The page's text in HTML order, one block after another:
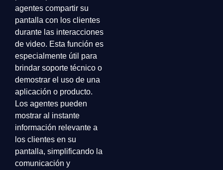
agentes compartir su
pantalla con los clientes
durante las interacciones
de video. Esta función es
especialmente útil para
brindar soporte técnico o
demostrar el uso de una
aplicación o producto.
Los agentes pueden
mostrar al instante
información relevante a
los clientes en su
pantalla, simplificando la
comunicación y